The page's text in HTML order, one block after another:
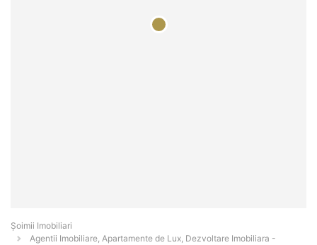
Șoimii Imobiliari
Agentii Imobiliare, Apartamente de Lux, Dezvoltare Imobiliara -